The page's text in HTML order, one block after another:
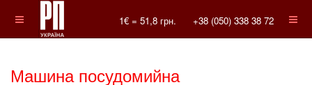
1€ = 51,8 грн. +38 (050) 338 38 72
Машина посудомийна